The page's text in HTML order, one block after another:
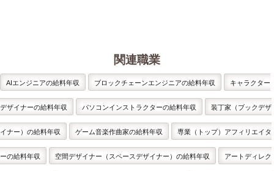
関連職業
AIエンジニアの給料年収 ブロックチェーンエンジニアの給料年収 キャラクター
デザイナーの給料年収 パソコンインストラクターの給料年収 装丁家（ブックデザ
イナー）の給料年収 ゲーム音楽作曲家の給料年収 専業（トップ）アフィリエイタ
ーの給料年収 空間デザイナー（スペースデザイナー）の給料年収 アートディレク